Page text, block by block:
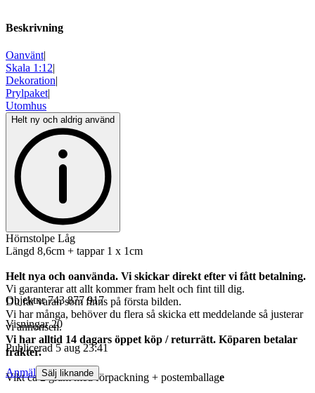
Beskrivning
Oanvänt|
Skala 1:12|
Dekoration|
Prylpaket|
Utomhus
Helt ny och aldrig använd
Hörnstolpe Låg
Längd 8,6cm + tappar 1 x 1cm
Helt nya och oanvända. Vi skickar direkt efter vi fått betalning.
Vi garanterar att allt kommer fram helt och fint till dig.
Du får varan som finns på första bilden.
Vi har många, behöver du flera så skicka ett meddelande så justerar
vi annonsen.
Vi har alltid 14 dagars öppet köp / returrätt. Köparen betalar
frakter.
Vikt ca 2 gram med förpackning + postemballage
Objektnr 743 877 917
Visningar 20
Publicerad 5 aug 23:41
Anmäl Sälj liknande